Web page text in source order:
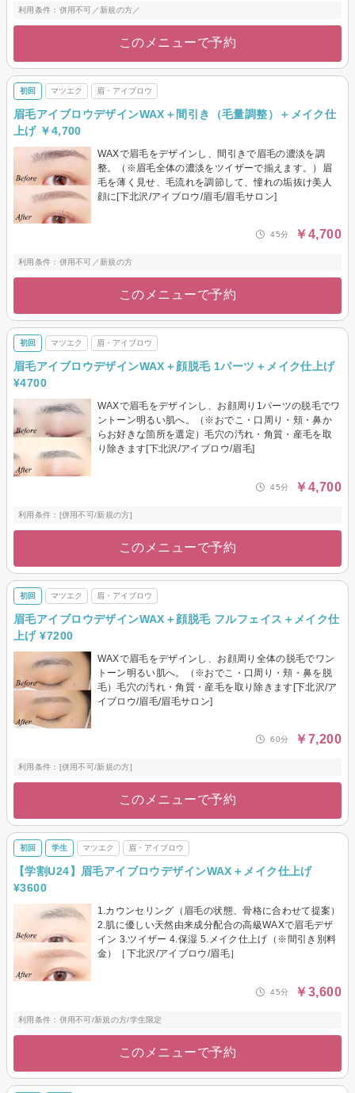
利用条件：併用不可／新規の方／
このメニューで予約
初回 マツエク 眉・アイブロウ
眉毛アイブロウデザインWAX＋間引き（毛量調整）＋メイク仕
上げ ￥4,700
WAXで眉毛をデザインし、間引きで眉毛の濃淡を調
整。（※眉毛全体の濃淡をツイザーで揃えます。）眉
毛を薄く見せ、毛流れを調節して、憧れの垢抜け美人
顔に[下北沢/アイブロウ/眉毛/眉毛サロン]
45分 ￥4,700
利用条件：併用不可／新規の方
このメニューで予約
初回 マツエク 眉・アイブロウ
眉毛アイブロウデザインWAX＋顔脱毛 1パーツ＋メイク仕上げ
¥4700
WAXで眉毛をデザインし、お顔周り1パーツの脱毛でワ
ントーン明るい肌へ。（※おでこ・口周り・頬・鼻か
らお好きな箇所を選定）毛穴の汚れ・角質・産毛を取
り除きます[下北沢/アイブロウ/眉毛]
45分 ￥4,700
利用条件：[併用不可/新規の方]
このメニューで予約
初回 マツエク 眉・アイブロウ
眉毛アイブロウデザインWAX＋顔脱毛 フルフェイス＋メイク仕
上げ ¥7200
WAXで眉毛をデザインし、お顔周り全体の脱毛でワン
トーン明るい肌へ。（※おでこ・口周り・頬・鼻を脱
毛）毛穴の汚れ・角質・産毛を取り除きます[下北沢/ア
イブロウ/眉毛/眉毛サロン]
60分 ￥7,200
利用条件：[併用不可/新規の方]
このメニューで予約
初回 学生 マツエク 眉・アイブロウ
【学割U24】眉毛アイブロウデザインWAX＋メイク仕上げ
¥3600
1.カウンセリング（眉毛の状態、骨格に合わせて提案）
2.肌に優しい天然由来成分配合の高級WAXで眉毛デザ
イン 3.ツイザー 4.保湿 5.メイク仕上げ（※間引き別料
金）［下北沢/アイブロウ/眉毛］
45分 ￥3,600
利用条件：併用不可/新規の方/学生限定
このメニューで予約